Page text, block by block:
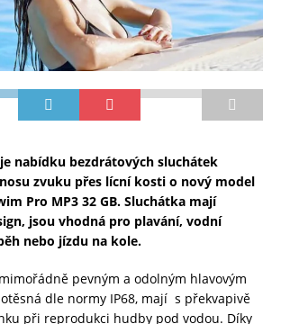
nabídku bezdrátových sluchátek
zvuku přes lícní kosti o nový model
Pro MP3 32 GB. Sluchátka mají
jsou vhodná pro plavání, vodní
nebo jízdu na kole.
pevným a odolným hlavovým
dle normy IP68, mají s překvapivě
při reprodukci hudby pod vodou. Díky